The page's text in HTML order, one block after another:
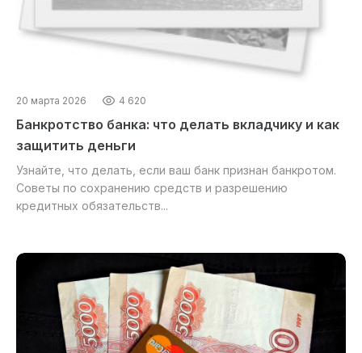
20 марта 2026 4 620
Банкротство банка: что делать вкладчику и как
защитить деньги
Узнайте, что делать, если ваш банк признан банкротом.
Советы по сохранению средств и разрешению
кредитных обязательств...